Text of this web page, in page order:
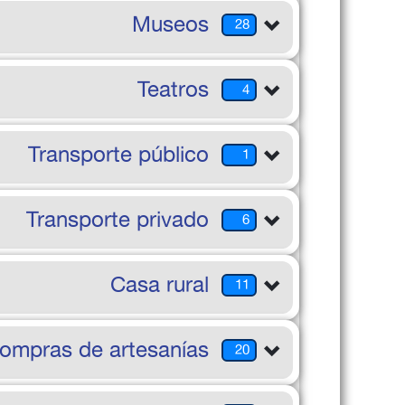
28
Museos
4
Teatros
1
Transporte público
6
Transporte privado
11
Casa rural
20
de artesanías